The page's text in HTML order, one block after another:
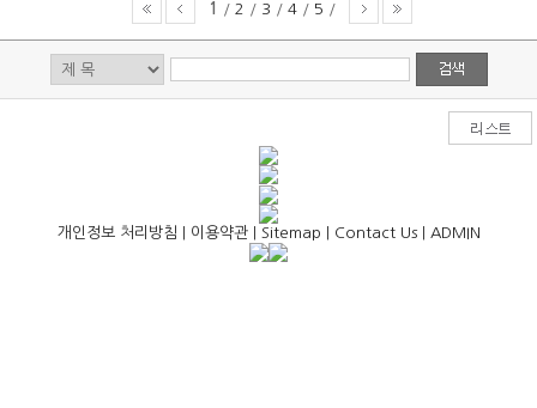
1 / 2 / 3 / 4 / 5 /
개인정보 처리방침 이용약관| Sitemap Contact Us| ADMIN